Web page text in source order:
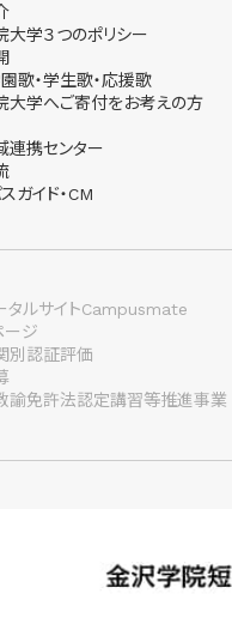
大学３つのポリシー
歌・学生歌・応援歌
大学へご寄付をお考えの方
連携センター
ガイド・CM
タルサイトCampusmate
ージ
別認証評価
諭免許法認定講習等推進事業